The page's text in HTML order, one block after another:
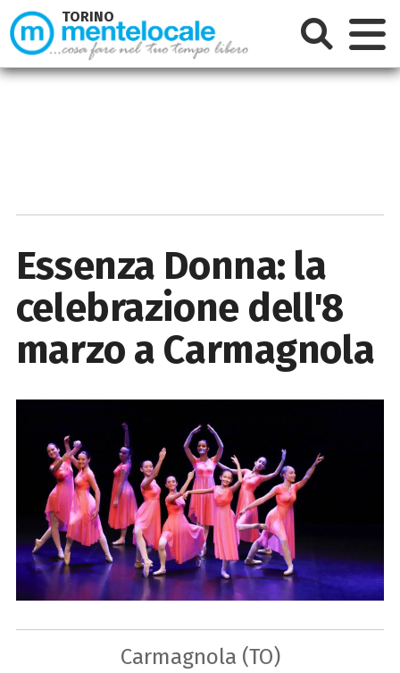
Essenza Donna: la
celebrazione dell'8
marzo a Carmagnola
Carmagnola (TO)
TORINO